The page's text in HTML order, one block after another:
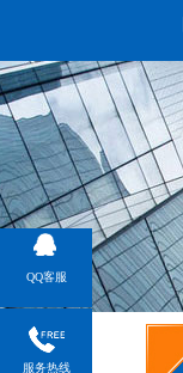
QQ客服
服务热线